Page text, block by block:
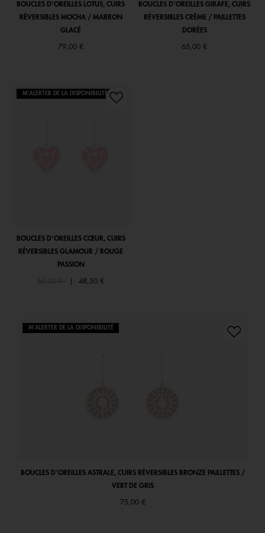
BOUCLES D'OREILLES LOTUS, CUIRS
RÉVERSIBLES MOCHA / MARRON
GLACÉ
79,00 €
BOUCLES D'OREILLES GIRAFE, CUIRS
RÉVERSIBLES CRÈME / PAILLETTES
DORÉES
65,00 €
M'ALERTER DE LA DISPONIBILITÉ
BOUCLES D'OREILLES CŒUR, CUIRS
RÉVERSIBLES GLAMOUR / ROUGE
PASSION
Price reduced from
65,00 € 48,50 €
M'ALERTER DE LA DISPONIBILITÉ
BOUCLES D'OREILLES ASTRALE, CUIRS RÉVERSIBLES BRONZE PAILLETTES /
VERT DE GRIS
75,00 €